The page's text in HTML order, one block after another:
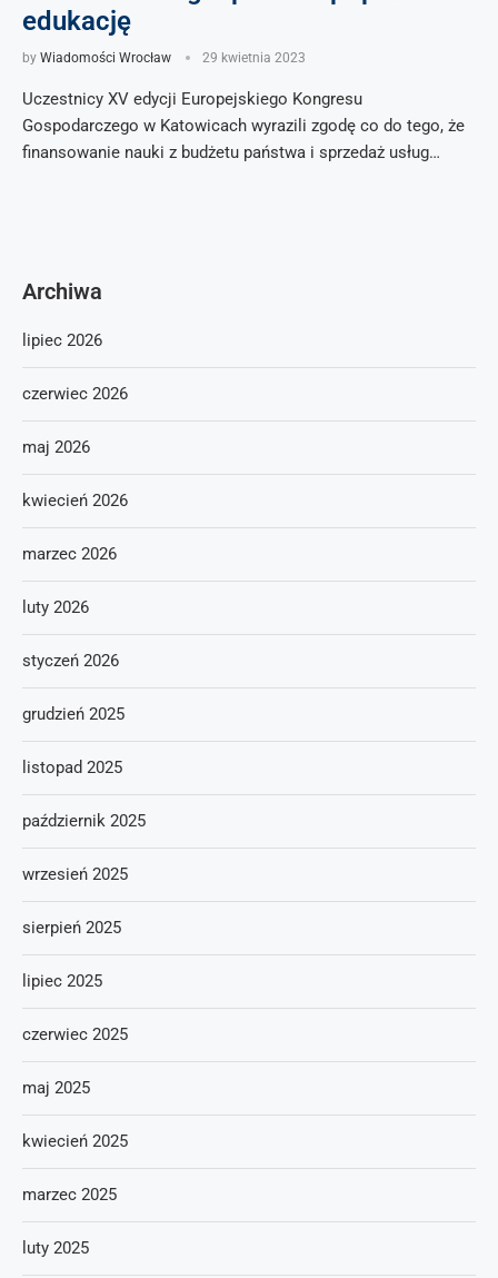
edukację
by Wiadomości Wrocław 29 kwietnia 2023
Uczestnicy XV edycji Europejskiego Kongresu
Gospodarczego w Katowicach wyrazili zgodę co do tego, że
finansowanie nauki z budżetu państwa i sprzedaż usług…
Archiwa
lipiec 2026
czerwiec 2026
maj 2026
kwiecień 2026
marzec 2026
luty 2026
styczeń 2026
grudzień 2025
listopad 2025
październik 2025
wrzesień 2025
sierpień 2025
lipiec 2025
czerwiec 2025
maj 2025
kwiecień 2025
marzec 2025
luty 2025